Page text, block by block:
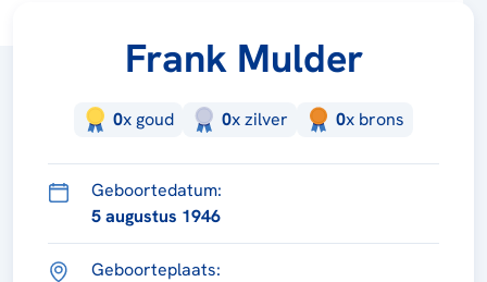
Frank Mulder
0x goud 0xzilver 0x brons
Geboortedatum:
5 augustus 1946
Geboorteplaats: